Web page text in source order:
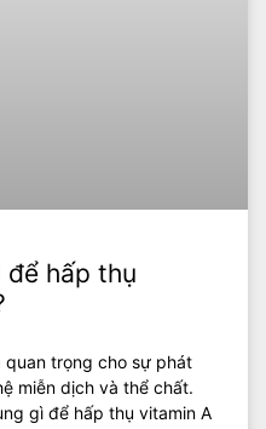
để hấp thụ
quan trọng cho sự phát
miễn dịch và thể chất.
gì để hấp thụ vitamin A